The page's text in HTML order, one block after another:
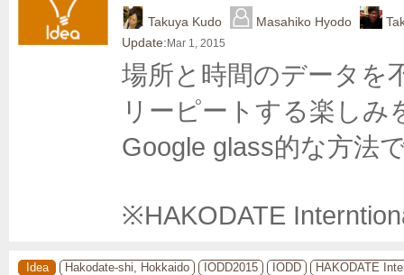
Takuya Kudo Masahiko Hyodo
Update: Mar 1, 2015
場所と時間のデータを
リーピートする楽しみ
Google glass的な方法
※HAKODATE
Idea Hakodate-shi, Hokkaido IODD2015 IODD HAKODATE